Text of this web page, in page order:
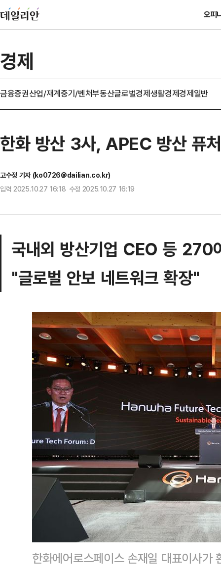
오피
경제
금융증권산업/재계중기/벤처부동산글로벌경제생활경제경제일반
한화 방산 3사, APEC 방산 퓨
고수정 기자 (ko0726@dailian.co.kr)
입력 2025.10.27 16:18 수정 2025.10.27 16:19
국내외 방산기업 CEO 등 270
"글로벌 안보 네트워크 확장"
한화에어로스페이스 손재일 대표이사